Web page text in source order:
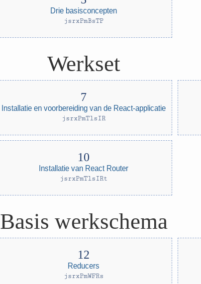
Drie basisconcepten
jsrxPmBsTP
Werkset
Installatie en voorbereiding van de React-applicatie
jsrxPmTlsIR
Installatie van React Router
jsrxPmTlsIRt
Basis werkschema
Reducers
jsrxPmWFRs